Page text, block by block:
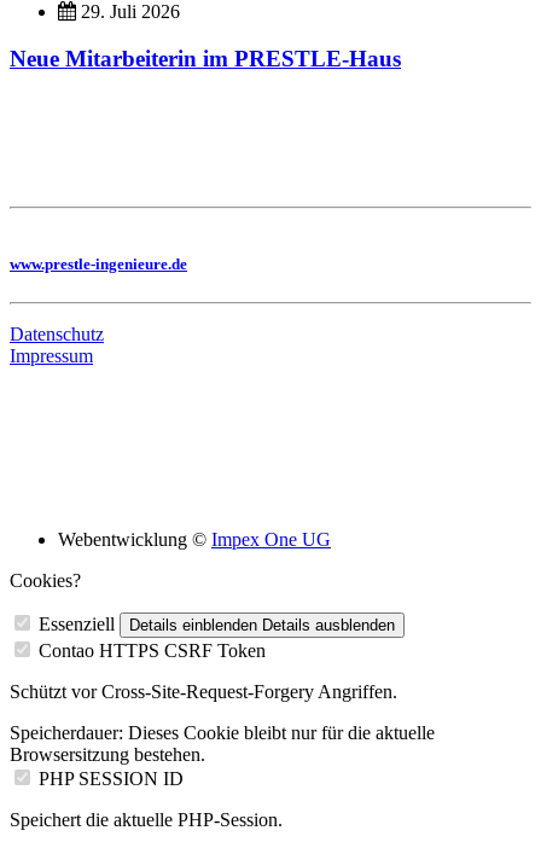
29. Juli 2026
Neue Mitarbeiterin im PRESTLE-Haus
www.prestle-ingenieure.de
Datenschutz
Impressum
Webentwicklung © Impex One UG
Cookies?
Essenziell Details einblenden Details ausblenden
Contao HTTPS CSRF Token
Schützt vor Cross-Site-Request-Forgery Angriffen.
Speicherdauer: Dieses Cookie bleibt nur für die aktuelle
Browsersitzung bestehen.
PHP SESSION ID
Speichert die aktuelle PHP-Session.